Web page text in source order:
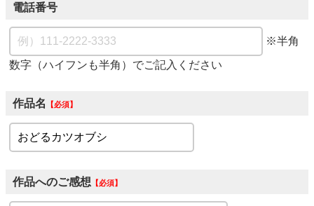
電話番号
※半角
数字（ハイフンも半角）でご記入ください
作品名 必須
作品へのご感想 必須